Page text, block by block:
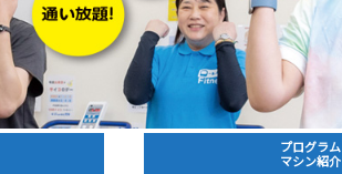
プログラム
マシン紹介